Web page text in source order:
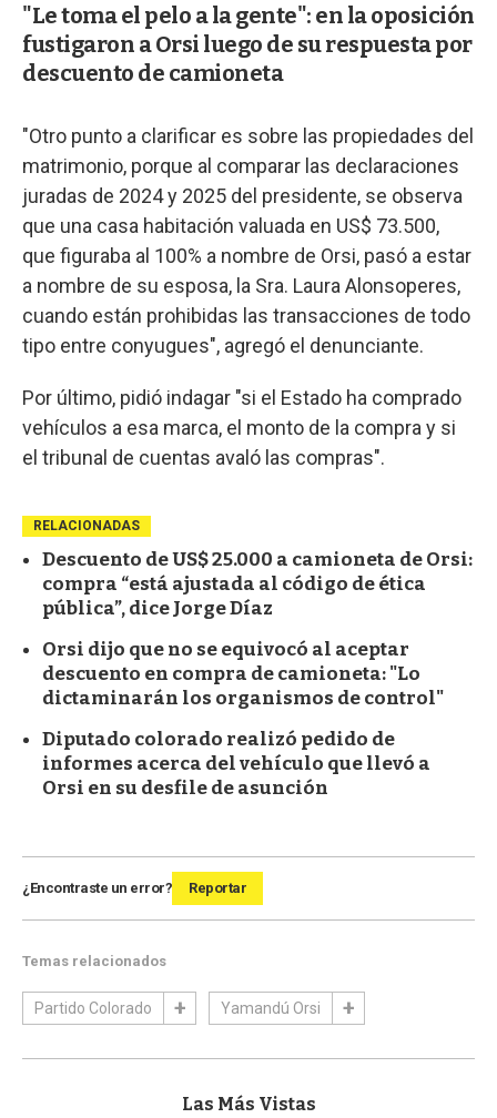
"Le toma el pelo a la gente": en la oposición
fustigaron a Orsi luego de su respuesta por
descuento de camioneta
"Otro punto a clarificar es sobre las propiedades del
matrimonio, porque al comparar las declaraciones
juradas de 2024 y 2025 del presidente, se observa
que una casa habitación valuada en US$ 73.500,
que figuraba al 100% a nombre de Orsi, pasó a estar
a nombre de su esposa, la Sra. Laura Alonsoperes,
cuando están prohibidas las transacciones de todo
tipo entre conyugues", agregó el denunciante.
Por último, pidió indagar "si el Estado ha comprado
vehículos a esa marca, el monto de la compra y si
el tribunal de cuentas avaló las compras".
RELACIONADAS
Descuento de US$ 25.000 a camioneta de Orsi:
compra “está ajustada al código de ética
pública”, dice Jorge Díaz
Orsi dijo que no se equivocó al aceptar
descuento en compra de camioneta: "Lo
dictaminarán los organismos de control"
Diputado colorado realizó pedido de
informes acerca del vehículo que llevó a
Orsi en su desfile de asunción
¿Encontraste un error? Reportar
Temas relacionados
Partido Colorado Yamandú Orsi
Las Más Vistas